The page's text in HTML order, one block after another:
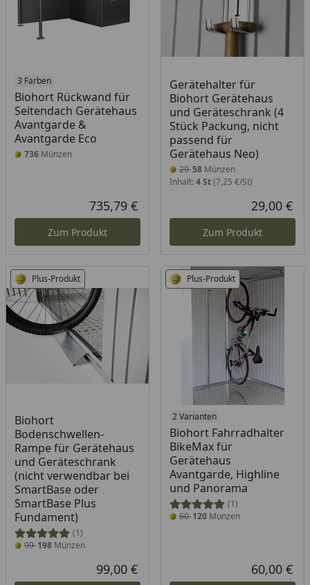
3 Farben
Biohort Rückwand für
Seitendach Gerätehaus
Avantgarde &
Avantgarde Eco
736 Münzen
Aktueller Preis
735,79 €
Zum Produkt
Gerätehalter für
Biohort Gerätehaus
und Geräteschrank (4
Stück Packung, nicht
passend für
Gerätehaus Neo)
2958Münzen
Inhalt: 4 St(7,25 €/St)
29,00 €
Zum Produkt
Plus-Produkt
Biohort
Bodenschwellen-
Rampe für Gerätehaus
und Geräteschrank
(nicht verwendbar bei
SmartBase oder
SmartBase Plus
Fundament)
(1)
99198 Münzen
Aktueller Preis
99,00 €
Plus-Produkt
2 Varianten
Biohort Fahrradhalter
BikeMax für
Gerätehaus
Avantgarde, Highline
und Panorama
(1)
60120Münzen
60,00 €